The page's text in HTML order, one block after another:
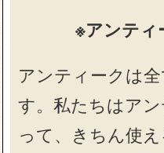
※アンティ
アンティークは全
す。私たちはア
って、きちん使